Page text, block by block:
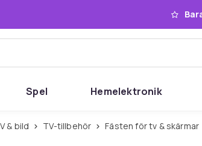
Spel Hemelektronik
TV & bild TV-tillbehör Fästen för tv & skärmar